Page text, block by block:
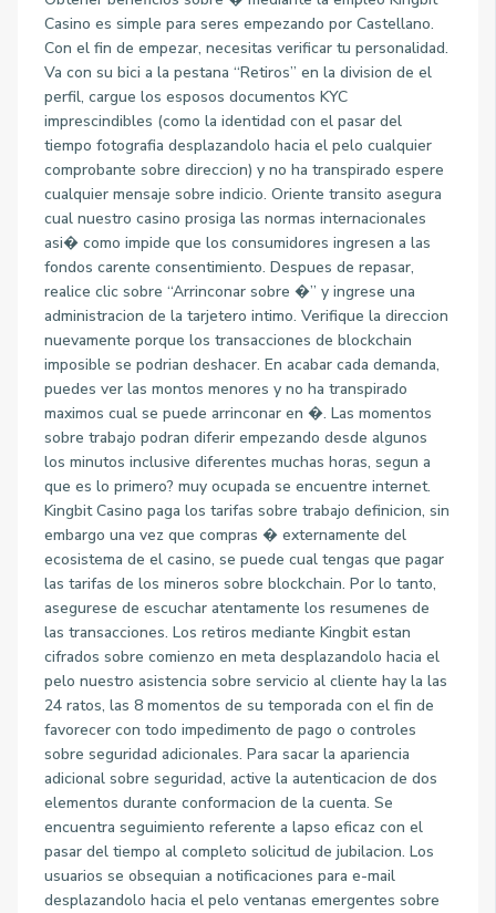
Casino es simple para seres empezando por Castellano.
Con el fin de empezar, necesitas verificar tu personalidad.
Va con su bici a la pestana “Retiros” en la division de el
perfil, cargue los esposos documentos KYC
imprescindibles (como la identidad con el pasar del
tiempo fotografia desplazandolo hacia el pelo cualquier
comprobante sobre direccion) y no ha transpirado espere
cualquier mensaje sobre indicio. Oriente transito asegura
cual nuestro casino prosiga las normas internacionales
asi� como impide que los consumidores ingresen a las
fondos carente consentimiento. Despues de repasar,
realice clic sobre “Arrinconar sobre �” y ingrese una
administracion de la tarjetero intimo. Verifique la direccion
nuevamente porque los transacciones de blockchain
imposible se podrian deshacer. En acabar cada demanda,
puedes ver las montos menores y no ha transpirado
maximos cual se puede arrinconar en �. Las momentos
sobre trabajo podran diferir empezando desde algunos
los minutos inclusive diferentes muchas horas, segun a
que es lo primero? muy ocupada se encuentre internet.
Kingbit Casino paga los tarifas sobre trabajo definicion, sin
embargo una vez que compras � externamente del
ecosistema de el casino, se puede cual tengas que pagar
las tarifas de los mineros sobre blockchain. Por lo tanto,
asegurese de escuchar atentamente los resumenes de
las transacciones. Los retiros mediante Kingbit estan
cifrados sobre comienzo en meta desplazandolo hacia el
pelo nuestro asistencia sobre servicio al cliente hay la las
24 ratos, las 8 momentos de su temporada con el fin de
favorecer con todo impedimento de pago o controles
sobre seguridad adicionales. Para sacar la apariencia
adicional sobre seguridad, active la autenticacion de dos
elementos durante conformacion de la cuenta. Se
encuentra seguimiento referente a lapso eficaz con el
pasar del tiempo al completo solicitud de jubilacion. Los
usuarios se obsequian a notificaciones para e-mail
desplazandolo hacia el pelo ventanas emergentes sobre